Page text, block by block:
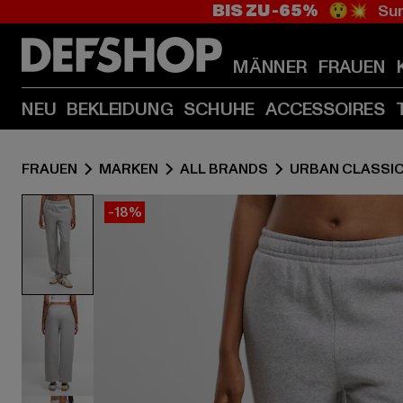
BIS ZU -65% 😲💥
MÄNNER FRAUEN
NEU BEKLEIDUNG SCHUHE ACCESSOIRES
FRAUEN MARKEN ALL BRANDS URBAN
-18%